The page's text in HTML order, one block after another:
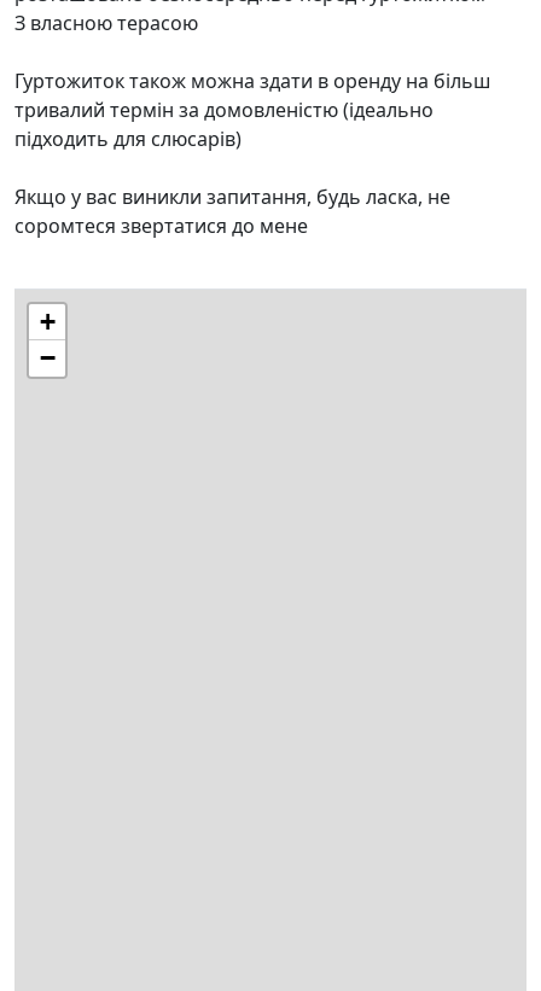
З власною терасою
Гуртожиток також можна здати в оренду на більш
тривалий термін за домовленістю (ідеально
підходить для слюсарів)
Якщо у вас виникли запитання, будь ласка, не
соромтеся звертатися до мене
+
−